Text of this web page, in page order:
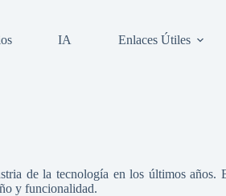
IA Enlaces Útiles
de la tecnología en los últimos años.
y funcionalidad.